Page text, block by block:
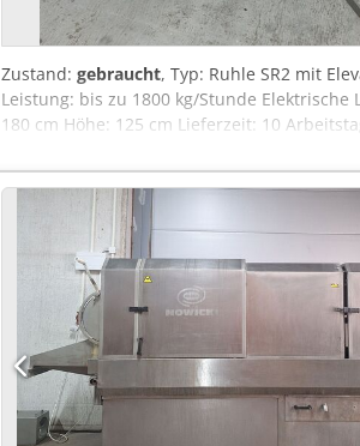
Zustand: gebraucht, Typ: Ruhle SR2 mit
Leistung: bis zu 1800 kg/Stunde
180 cm Höhe: 125 cm Lieferzeit: 10